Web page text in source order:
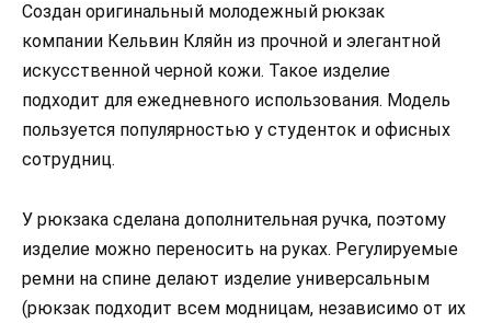
Создан оригинальный молодежный рюкзак
компании Кельвин Кляйн из прочной и элегантной
искусственной черной кожи. Такое изделие
подходит для ежедневного использования. Модель
пользуется популярностью у студенток и офисных
сотрудниц.
У рюкзака сделана дополнительная ручка, поэтому
изделие можно переносить на руках. Регулируемые
ремни на спине делают изделие универсальным
(рюкзак подходит всем модницам, независимо от их